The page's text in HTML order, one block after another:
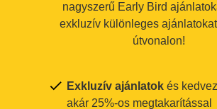
nagyszerű Early Bird
exkluzív különleges
útvonalon!
Exkluzív ajánlatok és
akár 25%-os megtakarítással